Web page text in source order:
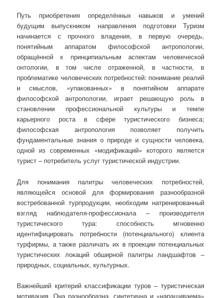
Путь приобретения определённых навыков и умений
будущим выпускником направления подготовки Туризм
начинается с прочного владения, в первую очередь,
понятийным аппаратом философской антропологии,
обращённой к принципиальным аспектам человеческой
онтологии, в том числе отраженной, в частности, в
проблематике человеческих потребностей: понимание реалий
и смыслов, «упакованных» в понятийном аппарате
философской антропологии, играет решающую роль в
становлении профессиональной культуры и темпе
карьерного роста в сфере туристического бизнеса;
философская антропология позволяет получить
фундаментальные знания о природе и сущности человека,
одной из современных «модификаций» которого является
турист – потребитель услуг туристической индустрии.
Для понимания палитры человеческих потребностей,
являющейся основой для формирования разнообразной
востребованной турпродукции, необходим натренированный
взгляд наблюдателя-профессионала – производителя
туристического тура: способность мгновенно
идентифицировать потребности (потенциального) клиента
турфирмы, а также различать их в проекции потенциальных
туристических локаций обширной палитры ландшафтов –
природных, социальных, культурных.
Важнейший критерий классификации туров – туристическая
мотивация. Она разнообразна, синтетична и «наращиваема»